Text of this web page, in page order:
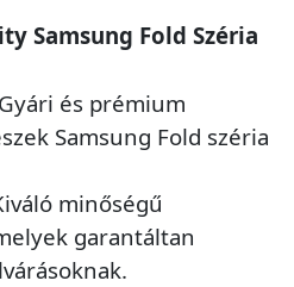
Samsung Fold Széria
és prémium
Samsung Fold széria
minőségű
garantáltan